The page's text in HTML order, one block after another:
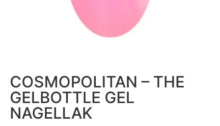
COSMOPOLITAN – THE
GELBOTTLE GEL
NAGELLAK